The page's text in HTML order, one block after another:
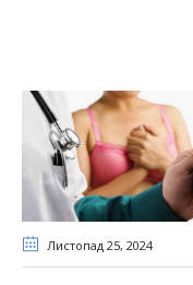
Листопад 25, 2024